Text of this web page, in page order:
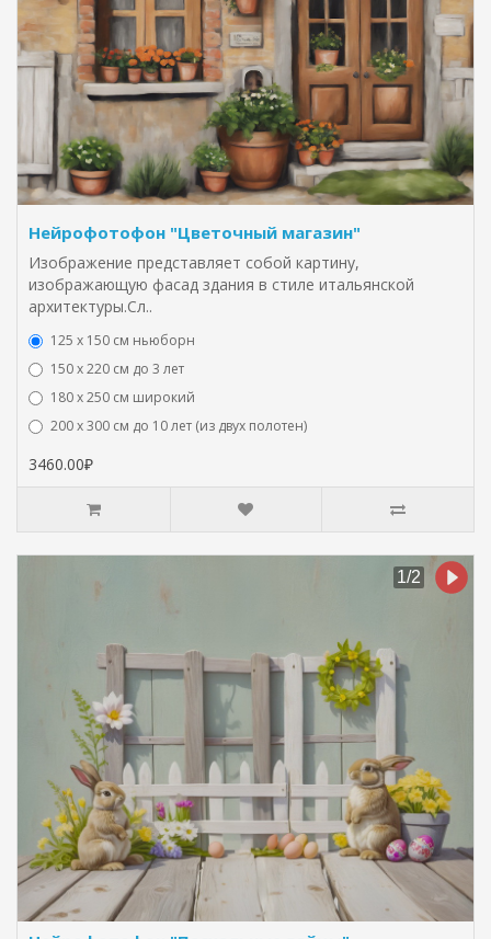
Нейрофотофон "Цветочный магазин"
Изображение представляет собой картину,
изображающую фасад здания в стиле итальянской
архитектуры.Сл..
125 x 150 см ньюборн
150 х 220 см до 3 лет
180 х 250 см широкий
200 х 300 см до 10 лет (из двух полотен)
3460.00₽